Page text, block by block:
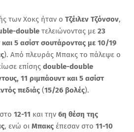
των Χοκς ήταν ο Τζέιλεν Τζόνσον,
double τελειώνοντας με 23
5 ασίστ σουτάροντας με 10/19
). Από πλευράς Μπακς το πάλεψε ο
επίσης double-double
11 ριμπάουντ και 5 ασίστ
πεδιάς (15/26 βολές).
12-11 και την 6η θέση της
, ενώ οι Μπακς έπεσαν στο 11-10